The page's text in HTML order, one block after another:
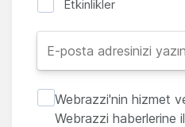
Etkinlikler
Webrazzi'nin hizmet
Webrazzi haberlerine